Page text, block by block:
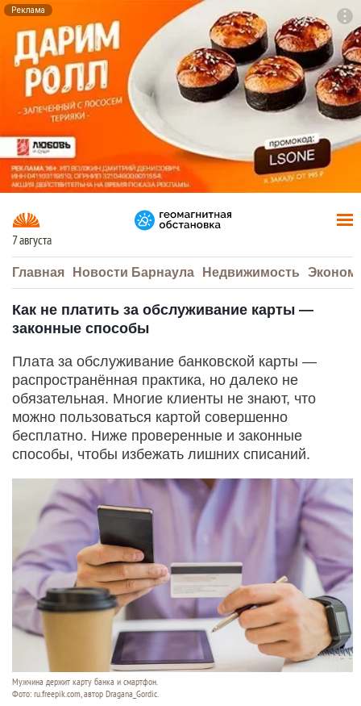
Реклама
7 августа
Главная Новости Барнаула Недвижимость
Как не платить за обслуживание карты —
законные способы
Плата за обслуживание банковской карты —
распространённая практика, но далеко не
обязательная. Многие клиенты не знают, что
можно пользоваться картой совершенно
бесплатно. Ниже проверенные и законные
способы, чтобы избежать лишних списаний.
Мужчина держит карту банка и смартфон.
Фото: ru.freepik.com, автор Dragana_Gordic.